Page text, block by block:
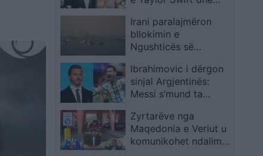
Irani paralajmëron
bllokimin e
Ngushticës së
të reja amerikane,
nafta ngjitet sërish
Ibrahimovic i dërgon
sinjal Argjentinës:
Messi s’mund ta
skuadrën
Zyrtarëve nga
Maqedonia e Veriut u
komunikohet ndalim